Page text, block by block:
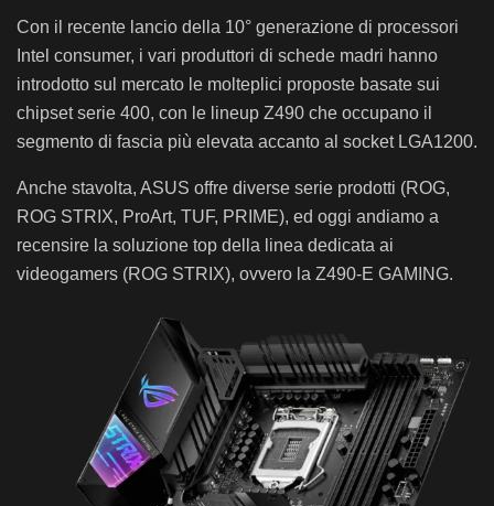
Con il recente lancio della 10° generazione di processori
Intel consumer, i vari produttori di schede madri hanno
introdotto sul mercato le molteplici proposte basate sui
chipset serie 400, con le lineup Z490 che occupano il
segmento di fascia più elevata accanto al socket LGA1200.
Anche stavolta, ASUS offre diverse serie prodotti (ROG,
ROG STRIX, ProArt, TUF, PRIME), ed oggi andiamo a
recensire la soluzione top della linea dedicata ai
videogamers (ROG STRIX), ovvero la Z490-E GAMING.